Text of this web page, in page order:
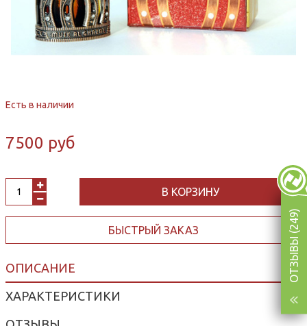
Есть в наличии
7500 руб
В КОРЗИНУ
БЫСТРЫЙ ЗАКАЗ
ОПИСАНИЕ
ХАРАКТЕРИСТИКИ
ОТЗЫВЫ (249)